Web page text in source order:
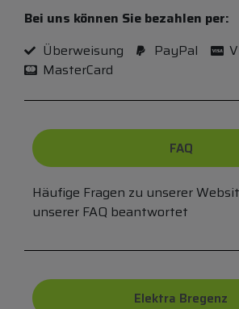
Bei uns können Sie bezahlen per:
Überweisung
PayPal
MasterCard
FAQ
Häufige Fragen zu unserer
unserer FAQ beantwortet
Elektra Bregenz